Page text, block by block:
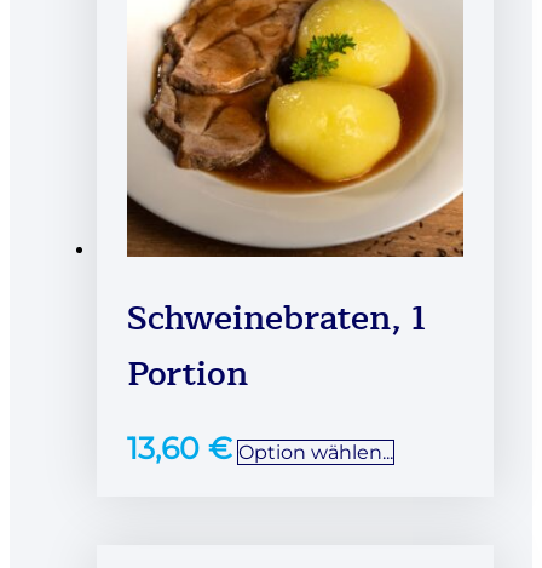
Schweinebraten, 1
Portion
13,60 € Option wählen...